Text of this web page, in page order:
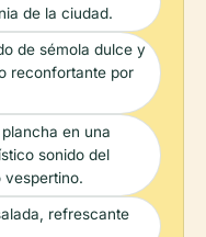
de la ciudad.
de sémola dulce y
reconfortante por
en una
sonido del
vespertino.
refrescante